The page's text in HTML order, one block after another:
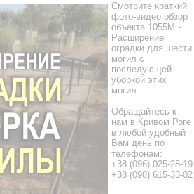
Смотрите краткий
фото-видео обзор
объекта 1055M -
Расширение
оградки для шести
могил с
последующей
уборкой этих
могил.
Обращайтесь к
нам в Кривом Роге
в любой удобный
Вам день по
телефонам:
+38 (096) 025-28-19
+38 (098) 615-33-02